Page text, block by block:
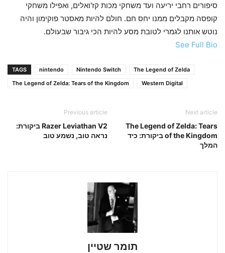
סיפורים רחבי יריעה ועד משחקי מכות קז'ואלים, ואפילו משחקי
קופסה מקבלים ממנו יחס חם. חולם להיות מאסטר פוקימון והיה
נוטש אותנו לגמרי לטובת מסע להיות הכי גיבור שבעולם.
See Full Bio
TAGS nintendo Nintendo Switch
The Legend of Zelda
The Legend of Zelda: Tears of the Kingdom
Western Digital
Previous article
Razer Leviathan V2 ביקורת:
נראה טוב, נשמע טוב
Next article
The Legend of Zelda: Tears
of the Kingdom ביקורת: כיד
המלך
תומר שטיין